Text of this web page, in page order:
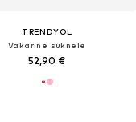
TRENDYOL
Vakarinė suknelė
52,90 €